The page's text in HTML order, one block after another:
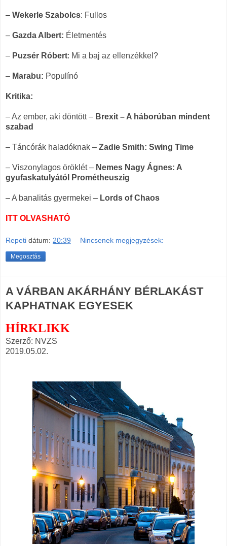
– Wekerle Szabolcs: Fullos
– Gazda Albert: Életmentés
– Puzsér Róbert: Mi a baj az ellenzékkel?
– Marabu: Populínó
Kritika:
– Az ember, aki döntött – Brexit – A háborúban mindent
szabad
– Táncórák haladóknak – Zadie Smith: Swing Time
– Viszonylagos öröklét – Nemes Nagy Ágnes: A
gyufaskatulyától Prométheuszig
– A banalitás gyermekei – Lords of Chaos
ITT OLVASHATÓ
Repeti dátum: 20:39 Nincsenek megjegyzések:
Megosztás
A VÁRBAN AKÁRHÁNY BÉRLAKÁST
KAPHATNAK EGYESEK
HÍRKLIKK
Szerző: NVZS
2019.05.02.